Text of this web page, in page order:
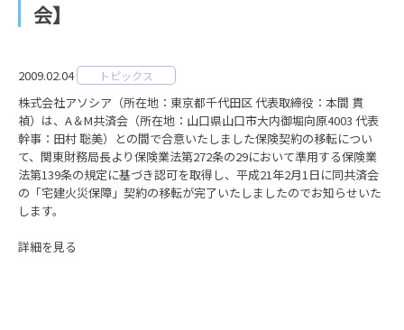
会】
2009.02.04 トピックス
株式会社アソシア（所在地：東京都千代田区 代表取締役：本間 貫
禎）は、A＆M共済会（所在地：山口県山口市大内御堀向原4003 代表
幹事：田村 聡美）との間で合意いたしました保険契約の移転につい
て、関東財務局長より保険業法第272条の29において準用する保険業
法第139条の規定に基づき認可を取得し、平成21年2月1日に同共済会
の「宅建火災保障」契約の移転が完了いたしましたのでお知らせいた
します。
詳細を見る